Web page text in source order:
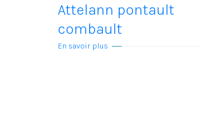
Attelann pontault
combault
En savoir plus